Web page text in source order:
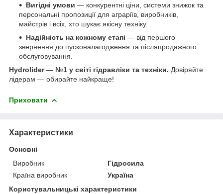
Вигідні умови — конкурентні ціни, системи знижок та
персональні пропозиції для аграріїв, виробників,
майстрів і всіх, хто шукає якісну техніку.
Надійність на кожному етапі — від першого
звернення до пусконалагодження та післяпродажного
обслуговування.
Hydrolider — №1 у світі гідравліки та техніки. Довіряйте
лідерам — обирайте найкраще!
Приховати
Характеристики
Основні
Виробник
Гідросила
Країна виробник
Україна
Користувальницькі характеристики